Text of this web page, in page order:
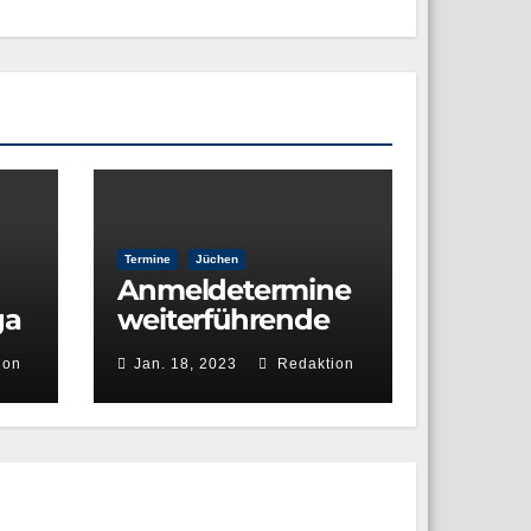
Termine Jüchen
Anmeldetermine
weiterführende
Schulen
Jan. 18, 2023 Redaktion